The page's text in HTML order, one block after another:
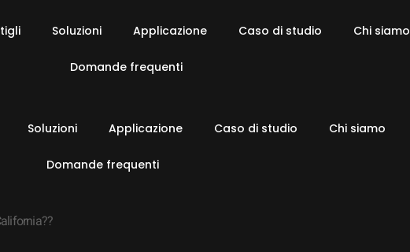
Soluzioni Applicazione Caso di studio Chi siamo
Domande frequenti
Soluzioni Applicazione Caso di studio Chi siamo
Domande frequenti